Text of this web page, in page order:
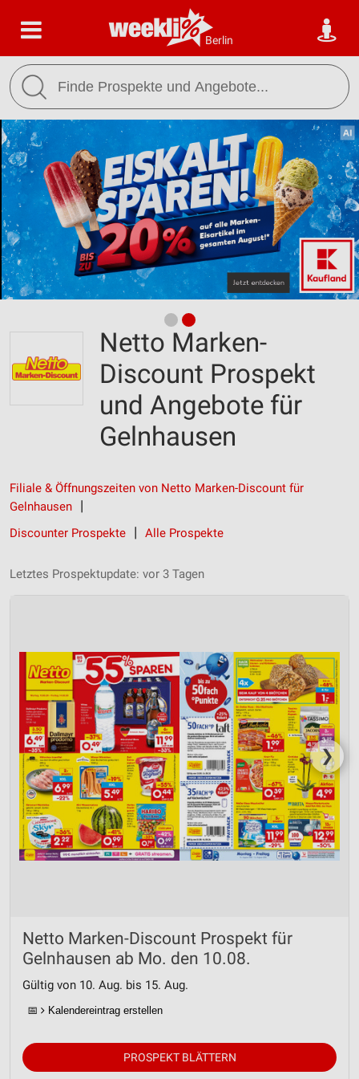
Berlin
Netto Marken-
Discount Prospekt
und Angebote für
Gelnhausen
Filiale & Öffnungszeiten von Netto Marken-Discount für
Gelnhausen
Discounter Prospekte
Alle Prospekte
Letztes Prospektupdate: vor 3 Tagen
❯
Netto Marken-Discount Prospekt für
Gelnhausen ab Mo. den 10.08.
Gültig von 10. Aug. bis 15. Aug.
📅 Kalendereintrag erstellen
PROSPEKT BLÄTTERN